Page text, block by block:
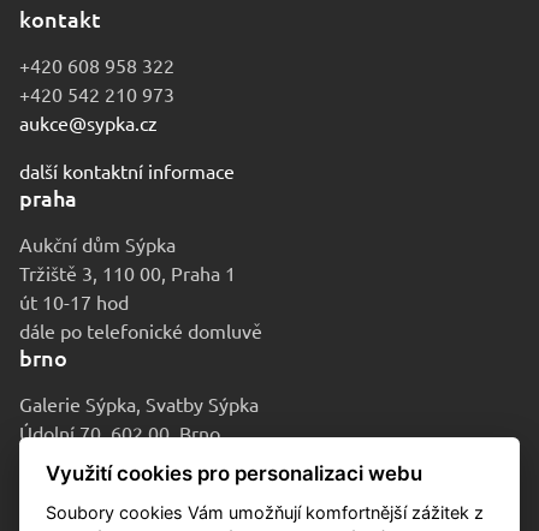
kontakt
+420 608 958 322
+420 542 210 973
aukce@sypka.cz
další kontaktní informace
praha
Aukční dům Sýpka
Tržiště 3, 110 00, Praha 1
út 10-17 hod
dále po telefonické domluvě
brno
Galerie Sýpka, Svatby Sýpka
Údolní 70, 602 00, Brno
po-pá 9-16 hod
Využití cookies pro personalizaci webu
Soubory cookies Vám umožňují komfortnější zážitek z